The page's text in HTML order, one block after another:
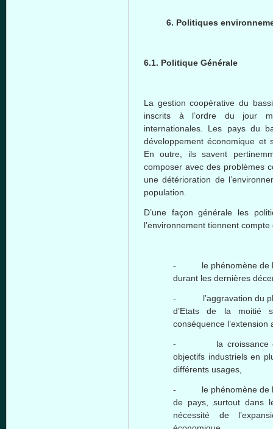
6. Politiques
6.1. Politique Générale
La gestion coopérative du
inscrits à l’ordre du jour
internationales. Les pays du
développement économique et
En outre, ils savent
composer avec des problèmes
une détérioration de
population.
D’une façon générale les
l’environnement tiennent
- le phénomène de la
durant les dernières
- l’aggravation du
d’Etats de la moitié
conséquence
- la croissance
objectifs industriels en
différents usages,
- le phénomène de
de pays, surtout dans
nécessité de